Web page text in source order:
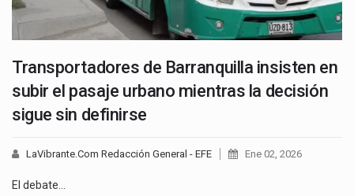
Transportadores de Barranquilla insisten en
subir el pasaje urbano mientras la decisión
sigue sin definirse
LaVibrante.Com Redacción General - EFE Ene 02, 2026
El debate…